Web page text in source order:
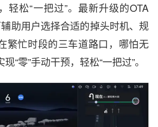
轻松“一把过”。最新升级的OTA
助用户选择合适的掉头时机、规
繁忙时段的三车道路口，哪怕无
“零”手动干预，轻松“一把过”。